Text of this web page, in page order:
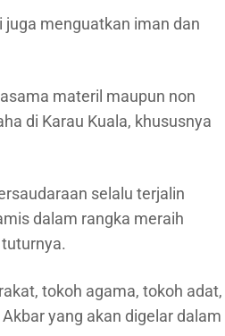
juga menguatkan iman dan
materil maupun non
di Karau Kuala, khususnya
selalu terjalin
dalam rangka meraih
tokoh agama, tokoh adat,
yang akan digelar dalam